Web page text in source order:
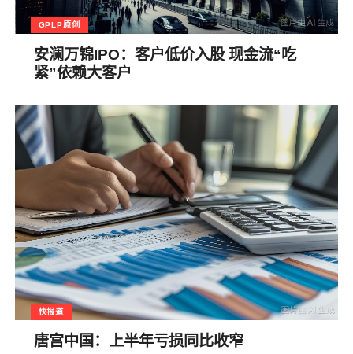
GPLP原创
安澜万锦IPO：客户低价入股 现金流“吃
紧”依赖大客户
快报道
唐宫中国：上半年亏损同比收窄